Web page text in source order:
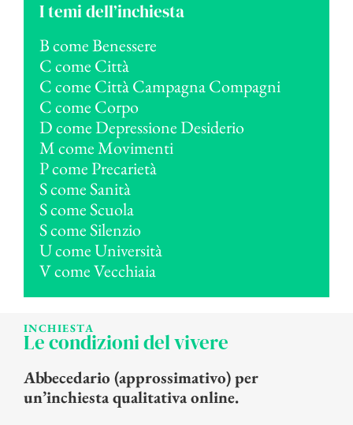
I temi dell’inchiesta
B come Benessere
C come Città
C come Città Campagna Compagni
C come Corpo
D come Depressione Desiderio
M come Movimenti
P come Precarietà
S come Sanità
S come Scuola
S come Silenzio
U come Università
V come Vecchiaia
INCHIESTA
Le condizioni del vivere
Abbecedario (approssimativo) per
un’inchiesta qualitativa online.